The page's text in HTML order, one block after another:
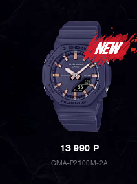
13 990P
GMA-P2100M-2A